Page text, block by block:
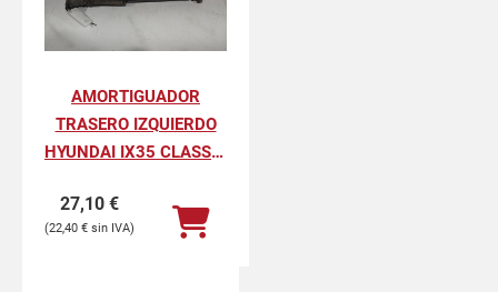
AMORTIGUADOR
TRASERO IZQUIERDO
HYUNDAI IX35 CLASSIC
27,10 €
22,40 €